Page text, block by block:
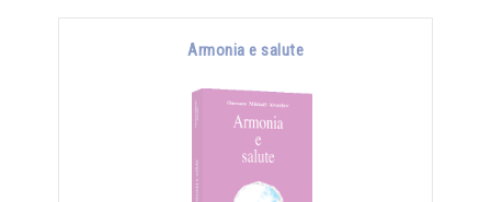
Armonia e salute